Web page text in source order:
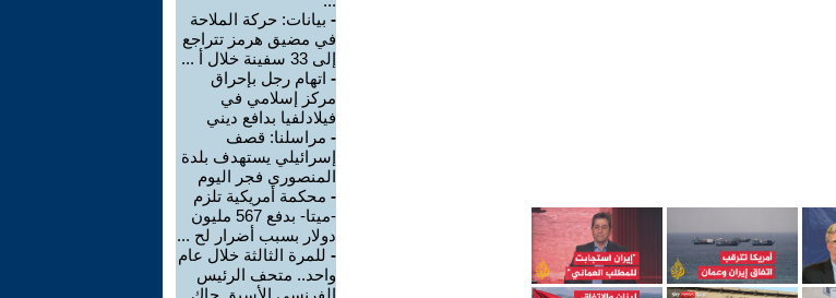
- بيانات: حركة الملاحة
في مضيق هرمز تتراجع
إلى 33 سفينة خلال أ ...
- اتهام رجل بإحراق
مركز إسلامي في
فيلادلفيا بدافع ديني
- مراسلنا: قصف
إسرائيلي يستهدف بلدة
المنصوري فجر اليوم
- محكمة أمريكية تلزم
-ميتا- بدفع 567 مليون
دولار بسبب أضرار لح ...
- للمرة الثالثة خلال عام
واحد.. متحف الرئيس
الفرنسي الأسبق جاك